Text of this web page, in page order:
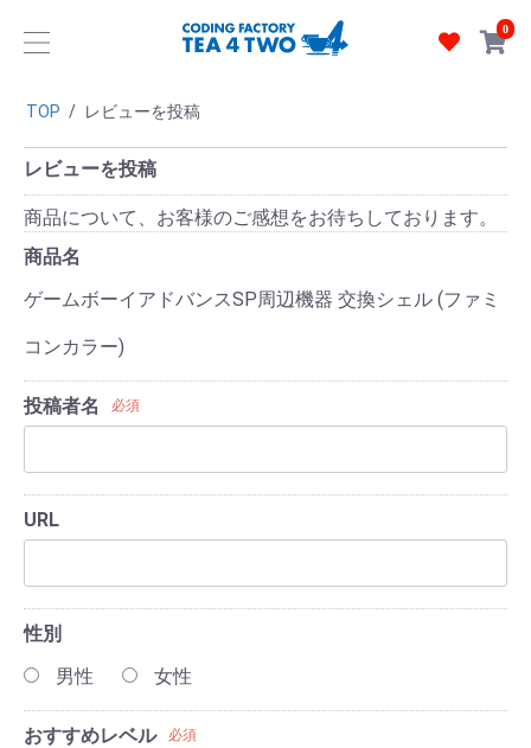
0
TOP / レビューを投稿
レビューを投稿
商品について、お客様のご感想をお待ちしております。
商品名
ゲームボーイアドバンスSP周辺機器 交換シェル (ファミ
コンカラー)
投稿者名 必須
URL
性別
男性
女性
おすすめレベル 必須